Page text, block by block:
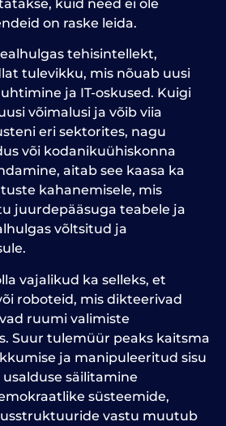
kuid need ei ole
on raske leida.
tehisintellekt,
tulevikku, mis nõuab uusi
ja IT-oskused. Kuigi
võimalusi ja võib viia
eri sektorites, nagu
või kodanikuühiskonna
aitab see kaasa ka
kahanemisele, mis
juurdepääsuga teabele ja
võltsitud ja
vajalikud ka selleks, et
roboteid, mis dikteerivad
ruumi valimiste
Suur tulemüür peaks kaitsma
ja manipuleeritud sisu
usalduse säilitamine
süsteemide,
vastu muutub